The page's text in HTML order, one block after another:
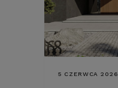
5 CZERWCA 2026